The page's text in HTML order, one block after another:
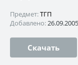
Предмет:ТГП
Добавлено:26.09.2005
Скачать